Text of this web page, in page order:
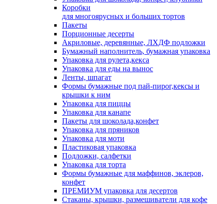
Коробки
для многоярусных и больших тортов
Пакеты
Порционные десерты
Акриловые, деревянные, ЛХДФ подложки
Бумажный наполнитель, бумажная упаковка
Упаковка для рулета,кекса
Упаковка для еды на вынос
Ленты, шпагат
Формы бумажные под пай-пирог,кексы и
крышки к ним
Упаковка для пиццы
Упаковка для канапе
Пакеты для шоколада,конфет
Упаковка для пряников
Упаковка для моти
Пластиковая упаковка
Подложки, салфетки
Упаковка для торта
Формы бумажные для маффинов, эклеров,
конфет
ПРЕМИУМ упаковка для десертов
Стаканы, крышки, размешиватели для кофе